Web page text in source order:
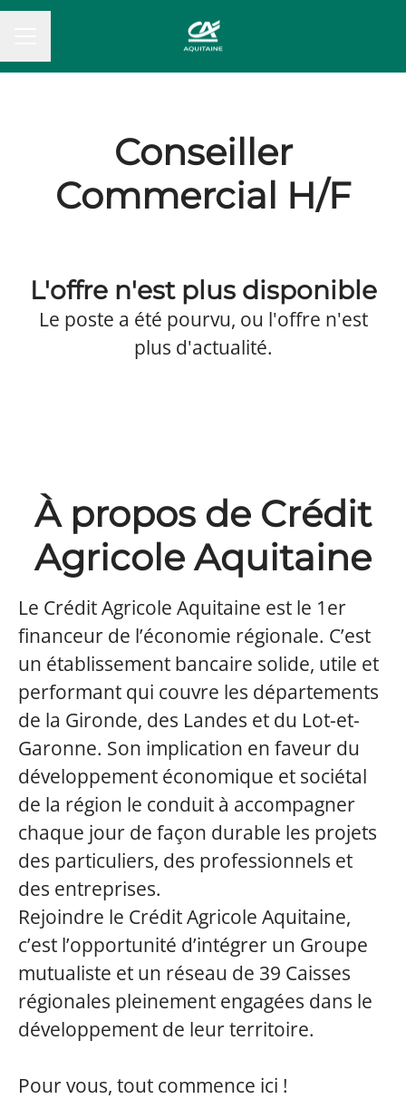
Conseiller
Commercial H/F
L'offre n'est plus disponible
Le poste a été pourvu, ou l'offre n'est
plus d'actualité.
À propos de Crédit
Agricole Aquitaine
Le Crédit Agricole Aquitaine est le 1er
financeur de l’économie régionale. C’est
un établissement bancaire solide, utile et
performant qui couvre les départements
de la Gironde, des Landes et du Lot-et-
Garonne. Son implication en faveur du
développement économique et sociétal
de la région le conduit à accompagner
chaque jour de façon durable les projets
des particuliers, des professionnels et
des entreprises.
Rejoindre le Crédit Agricole Aquitaine,
c’est l’opportunité d’intégrer un Groupe
mutualiste et un réseau de 39 Caisses
régionales pleinement engagées dans le
développement de leur territoire.
Pour vous, tout commence ici !